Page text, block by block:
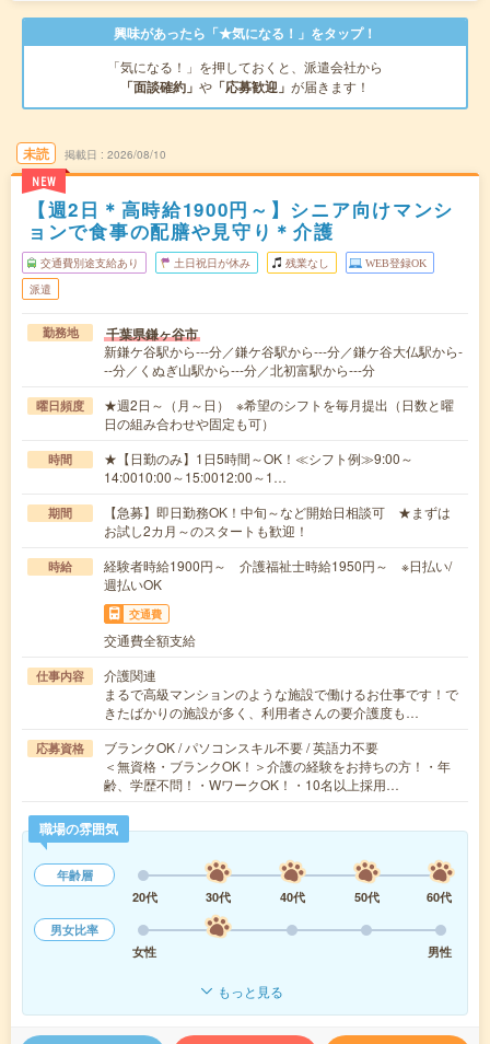
興味があったら「★気になる！」をタップ！
「気になる！」を押しておくと、派遣会社から
「面談確約」 や 「応募歓迎」 が届きます！
未読
NEW
掲載日 2026/08/10
【週2日＊高時給1900円～】シニア向けマンシ
ョンで食事の配膳や見守り＊介護
交通費別途支給あり 土日祝日が休み 残業なし WEB登録OK
派遣
勤務地 千葉県鎌ヶ谷市
新鎌ケ谷駅から---分／鎌ケ谷駅から---分／鎌ケ谷大仏駅から-
--分／くぬぎ山駅から---分／北初富駅から---分
曜日頻度
★週2日～（月～日） ※希望のシフトを毎月提出（日数と曜
日の組み合わせや固定も可）
時間
★【日勤のみ】1日5時間～OK！≪シフト例≫9:00～
14:0010:00～15:0012:00～1…
期間
【急募】即日勤務OK！中旬～など開始日相談可 ★まずは
お試し2カ月～のスタートも歓迎！
時給
経験者時給1900円～ 介護福祉士時給1950円～ ※日払い/
週払いOK
交通費
交通費全額支給
仕事内容
介護関連
まるで高級マンションのような施設で働けるお仕事です！で
きたばかりの施設が多く、利用者さんの要介護度も…
応募資格
ブランクOK / パソコンスキル不要 / 英語力不要
＜無資格・ブランクOK！＞介護の経験をお持ちの方！・年
齢、学歴不問！・WワークOK！・10名以上採用…
職場の雰囲気
年齢層
20代
30代 40代 50代
60代
男女比率
女性
男性
もっと見る